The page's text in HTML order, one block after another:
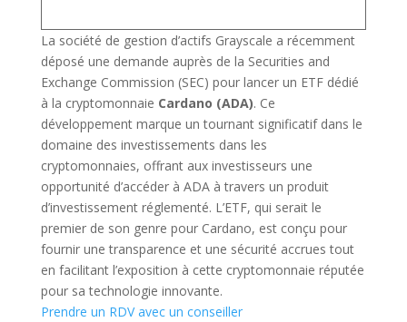
La société de gestion d’actifs Grayscale a récemment
déposé une demande auprès de la Securities and
Exchange Commission (SEC) pour lancer un ETF dédié
à la cryptomonnaie Cardano (ADA). Ce
développement marque un tournant significatif dans le
domaine des investissements dans les
cryptomonnaies, offrant aux investisseurs une
opportunité d’accéder à ADA à travers un produit
d’investissement réglementé. L’ETF, qui serait le
premier de son genre pour Cardano, est conçu pour
fournir une transparence et une sécurité accrues tout
en facilitant l’exposition à cette cryptomonnaie réputée
pour sa technologie innovante.
Prendre un RDV avec un conseiller